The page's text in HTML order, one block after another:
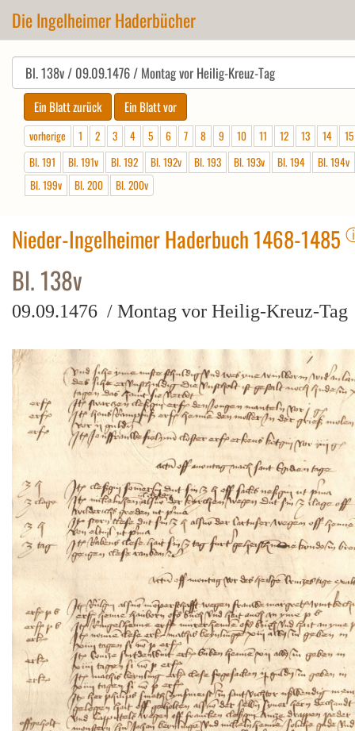
Die Ingelheimer Haderbücher
vorherige 1 2 3 4 5 6 7 8 9 10 11 12 13 14
15
Bl. 191
Bl. 191v Bl. 192 Bl. 192v Bl. 193 Bl. 193v Bl. 194
Bl. 194v
Bl. 199v
Bl. 200 Bl. 200v
Nieder-Ingelheimer Haderbuch 1468-1485
Bl. 138v
09.09.1476 / Montag vor Heilig-Kreuz-Tag